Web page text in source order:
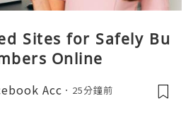
Sites for Safely Bu
Online
Acc 25分鐘前